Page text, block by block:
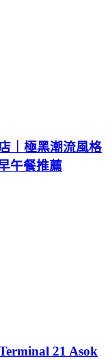
｜極黑潮流風格
午餐推薦
21 Asok